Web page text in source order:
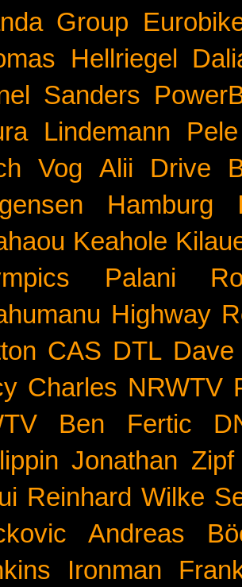
Group
Hellriegel
Sanders
Lindemann
Pele
Vog Alii Drive
Hamburg
Keahole
Palani
Highway
CAS DTL
Charles NRWTV
Ben Fertic
Jonathan Zipf
Reinhard Wilke
Andreas
Ironman